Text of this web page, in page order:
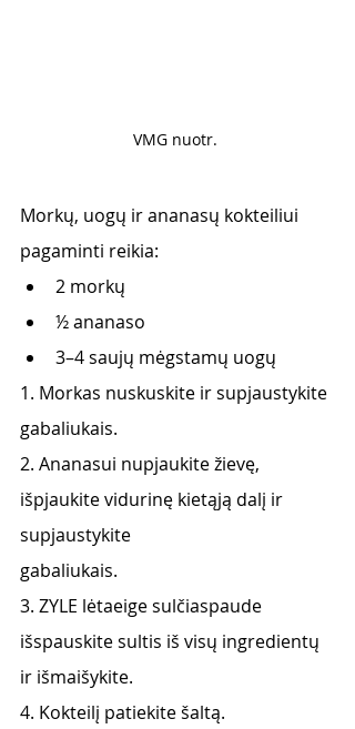
VMG nuotr.
Morkų, uogų ir ananasų kokteiliui
pagaminti reikia:
2 morkų
½ ananaso
3–4 saujų mėgstamų uogų
1. Morkas nuskuskite ir supjaustykite
gabaliukais.
2. Ananasui nupjaukite žievę,
išpjaukite vidurinę kietąją dalį ir
supjaustykite
gabaliukais.
3. ZYLE lėtaeige sulčiaspaude
išspauskite sultis iš visų ingredientų
ir išmaišykite.
4. Kokteilį patiekite šaltą.